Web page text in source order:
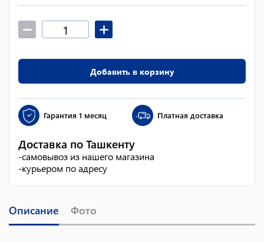
Добавить в корзину
Гарантия 1 месяц Платная доставка
Доставка по Ташкенту
-самовывоз из нашего магазина
-курьером по адресу
Описание Фото